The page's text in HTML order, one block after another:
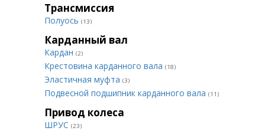
Трансмиссия
Полуось (13)
Карданный вал
Кардан (2)
Крестовина карданного вала (18)
Эластичная муфта (3)
Подвесной подшипник карданного вала (11)
Привод колеса
ШРУС (23)